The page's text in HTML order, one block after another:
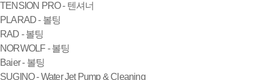
TENSION PRO - 텐셔너
PLARAD - 볼팅
RAD - 볼팅
NORWOLF - 볼팅
Baier - 볼팅
SUGINO - Water Jet Pump & Cleaning